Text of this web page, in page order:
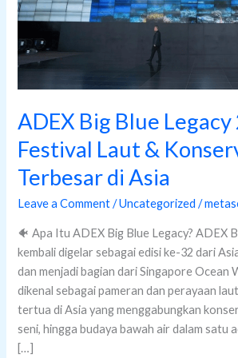
ADEX Big Blue
Festival Laut &
Terbesar di Asia
Leave a Comment /Uncategorized /
🐠 Apa Itu ADEX Big Blue Legacy? ADEX
kembali digelar sebagai edisi ke-32 dari
dan menjadi bagian dari Singapore Ocean
dikenal sebagai pameran dan perayaan
tertua di Asia yang menggabungkan
seni, hingga budaya bawah air dalam satu
[…]
&
Konservasi
Terbesar
di
Asia